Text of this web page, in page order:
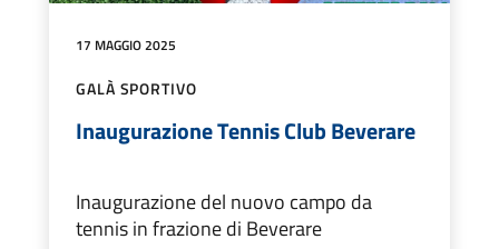
17 MAGGIO 2025
GALÀ SPORTIVO
Inaugurazione Tennis Club Beverare
Inaugurazione del nuovo campo da
tennis in frazione di Beverare